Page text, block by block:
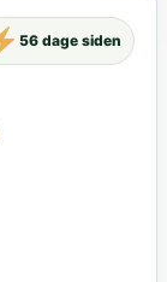
56 dage siden